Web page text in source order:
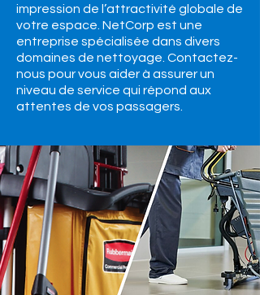
impression de l’attractivité globale de
votre espace. NetCorp est une
entreprise spécialisée dans divers
domaines de nettoyage. Contactez-
nous pour vous aider à assurer un
niveau de service qui répond aux
attentes de vos passagers.